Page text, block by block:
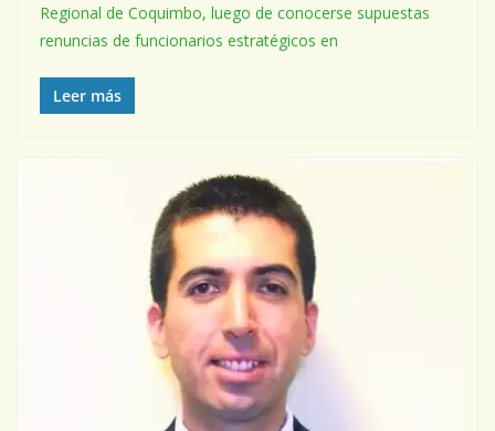
Regional de Coquimbo, luego de conocerse supuestas
renuncias de funcionarios estratégicos en
Leer más